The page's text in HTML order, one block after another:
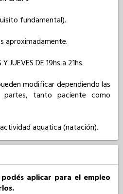
fundamental).
aproximadamente.
JUEVES DE 19hs a 21hs.
modificar dependiendo las
partes, tanto paciente como
aquatica (natación).
aplicar para el empleo